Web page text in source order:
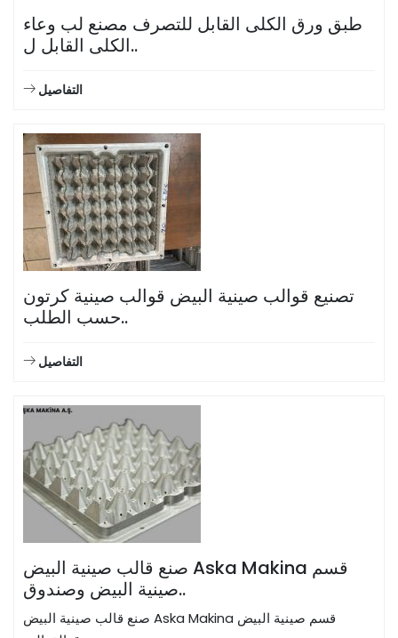
طبق ورق الكلى القابل للتصرف مصنع لب وعاء
الكلى القابل ل..
التفاصيل
تصنيع قوالب صينية البيض قوالب صينية كرتون
حسب الطلب..
التفاصيل
صنع قالب صينية البيض Aska Makina قسم
صينية البيض وصندوق..
صنع قالب صينية البيض Aska Makina قسم صينية البيض